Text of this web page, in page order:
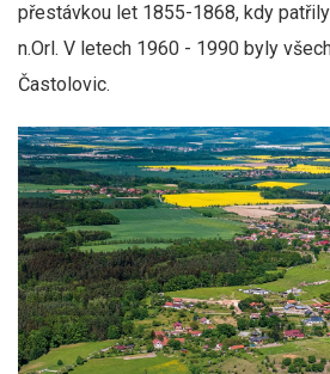
přestávkou let 1855-1868, kdy
n.Orl. V letech 1960 - 1990 byly
Častolovic.